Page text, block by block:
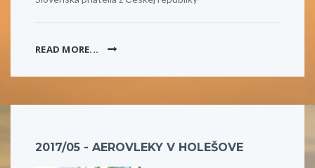
READ MORE...
2017/05 - AEROVLEKY V HOLEŠOVE